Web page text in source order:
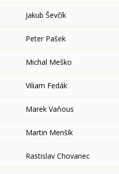
Jakub Ševčík
Peter Pašek
Michal Meško
Viliam Fedák
Marek Vaňous
Martin Menšík
Rastislav Chovanec